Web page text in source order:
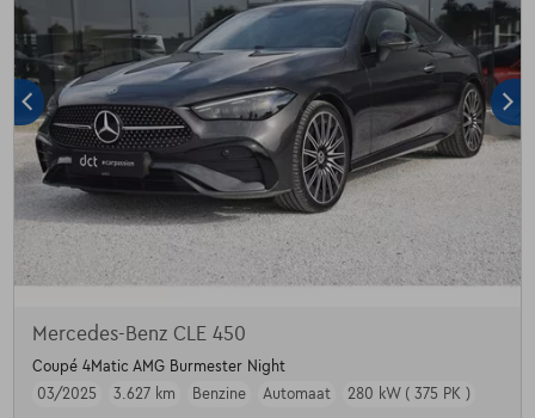
Mercedes-Benz CLE 450
Coupé 4Matic AMG Burmester Night
03/2025
3.627 km Benzine Automaat 280 kW ( 375 PK )